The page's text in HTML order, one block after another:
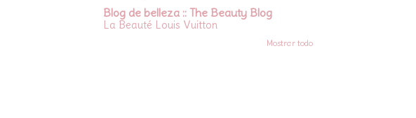
Blog de belleza :: The Beauty Blog
La Beauté Louis Vuitton
Mostrar todo